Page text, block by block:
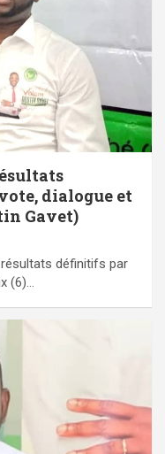
dialogue et
Gavet)
définitifs par
(6)…